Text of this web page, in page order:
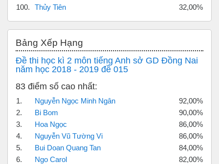
100.
Thủy Tiên 32,00%
Bảng Xếp Hạng
Đề thi học kì 2 môn tiếng Anh sở GD Đồng Nai
năm học 2018 - 2019 đề 015
83 điểm số cao nhất:
1. Nguyễn Ngọc Minh Ngân
92,00%
2.
Bi Bom
90,00%
3.
Hoa Ngọc
86,00%
4.
Nguyễn Vũ Tường Vi
86,00%
5.
Bui Doan Quang Tan
84,00%
6.
Ngo Carol
82,00%